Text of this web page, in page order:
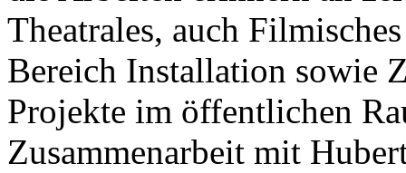
Theatrales, auch
Bereich Installation sowie
Projekte im öffentlichen
Zusammenarbeit mit